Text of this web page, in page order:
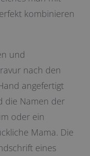
kombinieren
und
nach den
angefertigt
die Namen der
oder ein
Mama. Die
eines